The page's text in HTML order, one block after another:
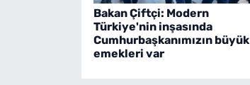
Bakan Çiftçi: Modern
Türkiye'nin inşasında
Cumhurbaşkanımızın büyük
emekleri var